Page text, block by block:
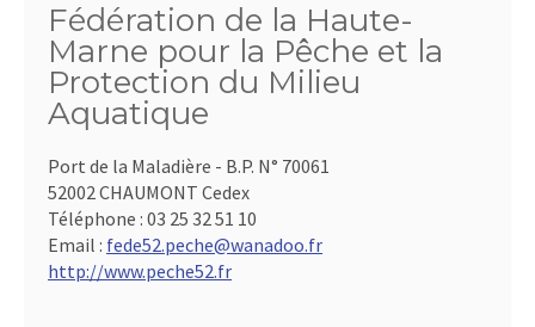
Fédération de la Haute-
Marne pour la Pêche et la
Protection du Milieu
Aquatique
Port de la Maladière - B.P. N° 70061
52002 CHAUMONT Cedex
Téléphone : 03 25 32 51 10
Email : fede52.peche@wanadoo.fr
http://www.peche52.fr